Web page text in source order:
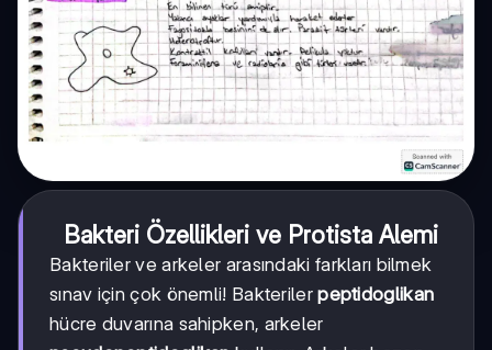
Bakteri Özellikleri ve Protista Alemi
Bakteriler ve arkeler arasındaki farkları bilmek
sınav için çok önemli! Bakterilerpeptidoglikan
hücre duvarına sahipken, arkeler